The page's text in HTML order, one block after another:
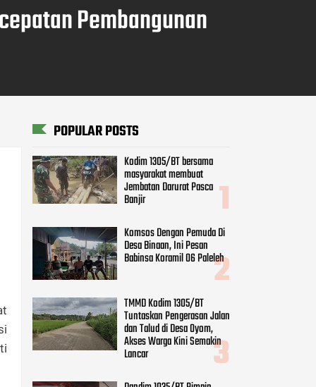
Pembangunan
POPULAR POSTS
Kodim 1305/BT bersama
masyarakat membuat
Jembatan Darurat Pasca
Banjir
Komsos Dengan Pemuda Di
Desa Binaan, Ini Pesan
Babinsa Koramil 06 Paleleh
TMMD Kodim 1305/BT
Tuntaskan Pengerasan Jalan
dan Talud di Desa Oyom,
Akses Warga Kini Semakin
Lancar